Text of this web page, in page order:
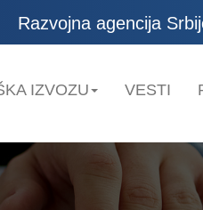
Razvojna agencija
IZVOZU VESTI